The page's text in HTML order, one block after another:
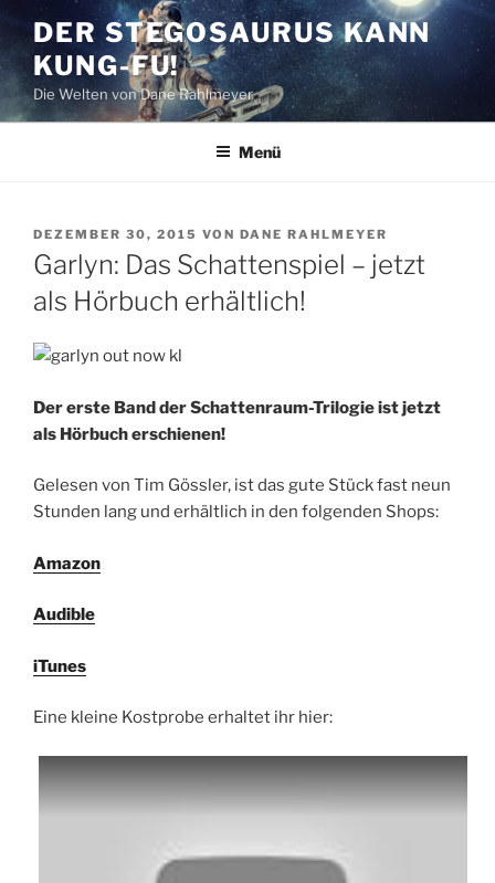
Zum
Inhalt
springen
DER STEGOSAURUS KANN
KUNG-FU!
Die Welten von Dane Rahlmeyer
Menü
VERÖFFENTLICHT
AM
DEZEMBER 30, 2015 VON DANE RAHLMEYER
Garlyn: Das Schattenspiel – jetzt
als Hörbuch erhältlich!
Der erste Band der Schattenraum-Trilogie ist jetzt
als Hörbuch erschienen!
Gelesen von Tim Gössler, ist das gute Stück fast neun
Stunden lang und erhältlich in den folgenden Shops:
Amazon
Audible
iTunes
Eine kleine Kostprobe erhaltet ihr hier: